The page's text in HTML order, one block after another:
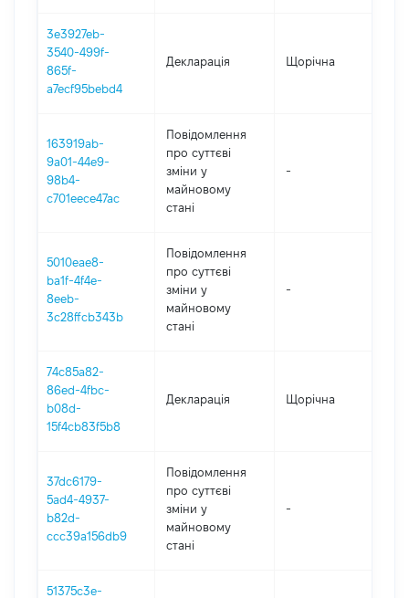
3e3927eb-
3540-499f-
865f-
a7ecf95bebd4
Декларація Щорічна
163919ab-
9a01-44e9-
98b4-
c701eece47ac
Повідомлення
про суттєві
зміни y
майновому
стані
-
5010eae8-
ba1f-4f4e-
8eeb-
3c28ffcb343b
Повідомлення
про суттєві
зміни y
майновому
стані
-
74c85a82-
86ed-4fbc-
b08d-
15f4cb83f5b8
Декларація Щорічна
37dc6179-
5ad4-4937-
b82d-
ccc39a156db9
Повідомлення
про суттєві
зміни y
майновому
стані
-
51375c3e-